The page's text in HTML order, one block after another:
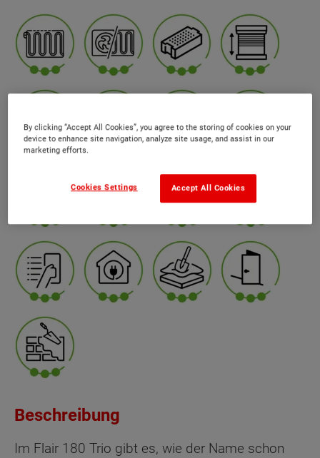
Beschreibung
Im Flair 180 Trio gibt es, wie der Name schon
By clicking “Accept All Cookies”, you agree to the storing of cookies on your
device to enhance site navigation, analyze site usage, and assist in our
marketing efforts.
Accept All Cookies
Cookies Settings